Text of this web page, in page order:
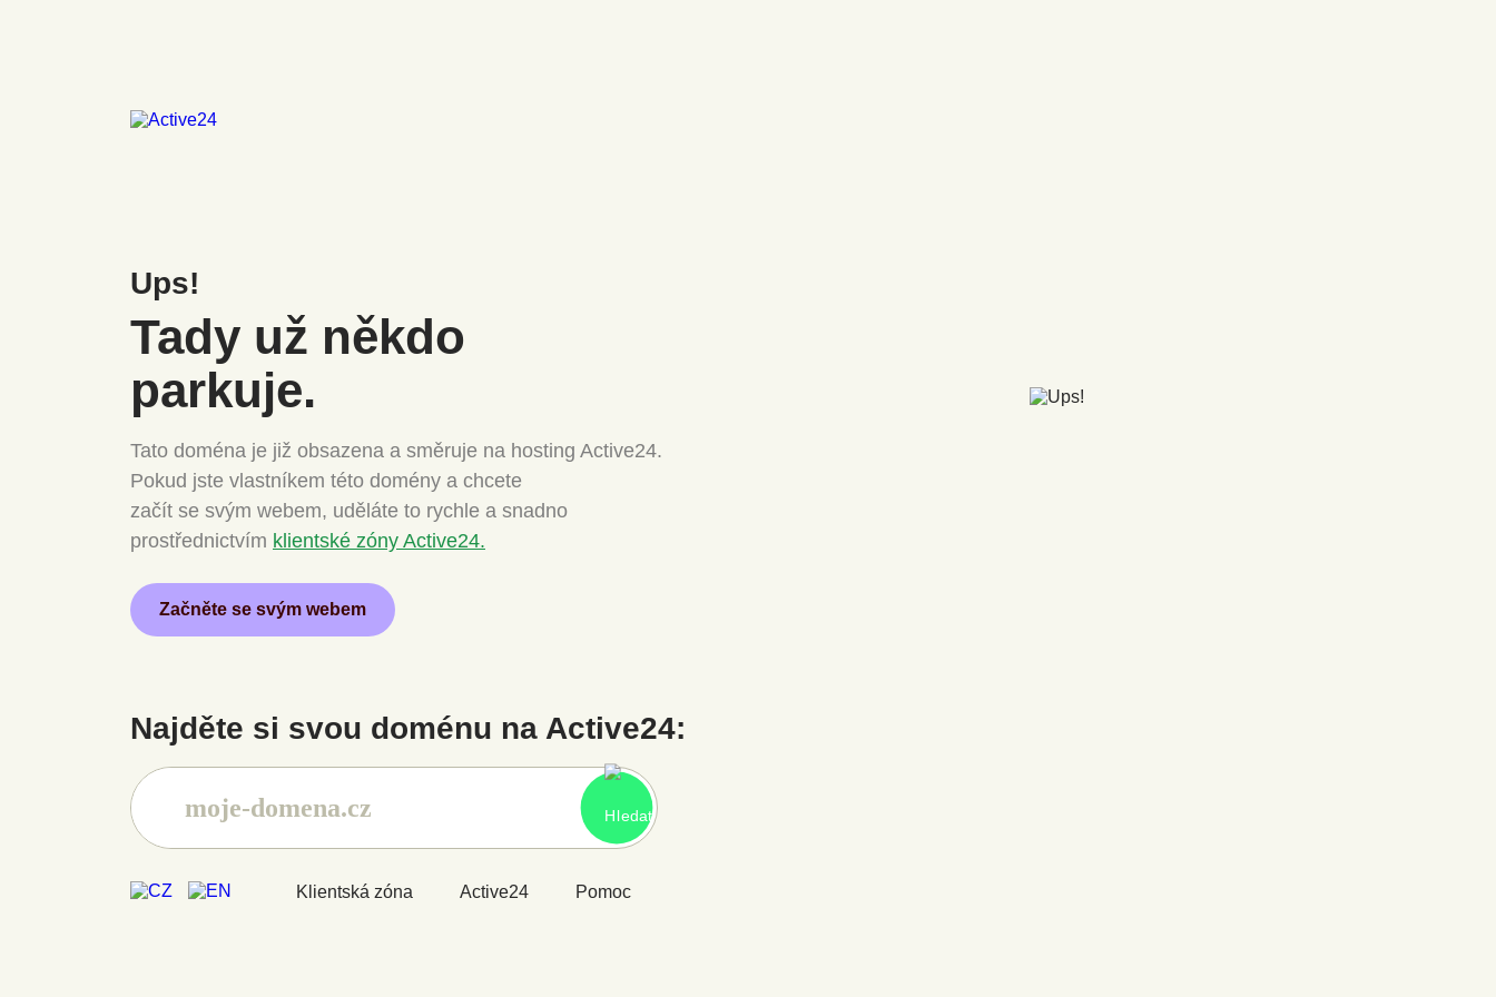
Ups!
Tady už někdo
parkuje.
Tato doména je již obsazena a směruje na hosting Active24.
Pokud jste vlastníkem této domény a chcete
začít se svým webem, uděláte to rychle a snadno
prostřednictvím klientské zóny Active24.
Začněte se svým webem
Najděte si svou doménu na Active24:
Klientská zóna Active24 Pomoc